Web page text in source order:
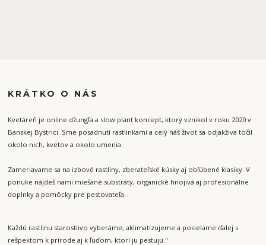
KRÁTKO O NÁS
Kvetáreň je online džungľa a slow plant koncept, ktorý vznikol v roku 2020 v
Banskej Bystrici. Sme posadnutí rastlinkami a celý náš život sa odjakživa točil
okolo nich, kvetov a okolo umenia.
Zameriavame sa na izbové rastliny, zberateľské kúsky aj obľúbené klasiky. V
ponuke nájdeš nami miešané substráty, organické hnojivá aj profesionálne
doplnky a pomôcky pre pestovateľa.
Každú rastlinu starostlivo vyberáme, aklimatizujeme a posielame ďalej s
rešpektom k prírode aj k ľuďom, ktorí ju pestujú."